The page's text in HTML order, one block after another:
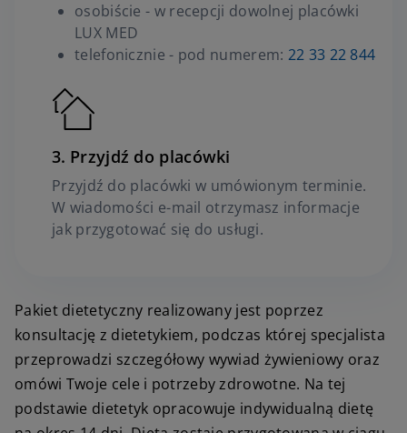
osobiście - w recepcji dowolnej placówki
LUX MED
telefonicznie - pod numerem: 22 33 22 844
Przyjdź do placówki
Przyjdź do placówki w umówionym terminie.
W wiadomości e-mail otrzymasz informacje
jak przygotować się do usługi.
Pakiet dietetyczny realizowany jest poprzez
konsultację z dietetykiem, podczas której specjalista
przeprowadzi szczegółowy wywiad żywieniowy oraz
omówi Twoje cele i potrzeby zdrowotne. Na tej
podstawie dietetyk opracowuje indywidualną dietę